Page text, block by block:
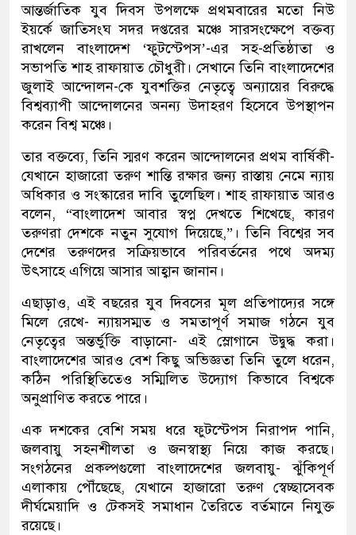
আন্তর্জাতিক যুব দিবস উপলক্ষে প্রথমবারের মতো নিউ
ইয়র্কে জাতিসংঘ সদর দপ্তরের মঞ্চে সারসংক্ষেপে বক্তব্য
রাখলেন বাংলাদেশ ‘ফুটস্টেপস’-এর সহ-প্রতিষ্ঠাতা ও
সভাপতি শাহ রাফায়াত চৌধুরী। সেখানে তিনি বাংলাদেশের
জুলাই আন্দোলন-কে যুবশক্তির নেতৃত্বে অন্যায়ের বিরুদ্ধে
বিশ্বব্যাপী আন্দোলনের অনন্য উদাহরণ হিসেবে উপস্থাপন
করেন বিশ্ব মঞ্চে।
তার বক্তব্যে, তিনি স্মরণ করেন আন্দোলনের প্রথম বার্ষিকী-
যেখানে হাজারো তরুণ শান্তি রক্ষার জন্য রাস্তায় নেমে ন্যায়
অধিকার ও সংস্কারের দাবি তুলেছিল। শাহ রাফায়াত আরও
বলেন, “বাংলাদেশ আবার স্বপ্ন দেখতে শিখেছে, কারণ
তরুণরা দেশকে নতুন সুযোগ দিয়েছে,”। তিনি বিশ্বের সব
দেশের তরুণদের সক্রিয়ভাবে পরিবর্তনের পথে অদম্য
উৎসাহে এগিয়ে আসার আহ্বান জানান।
এছাড়াও, এই বছরের যুব দিবসের মূল প্রতিপাদ্যের সঙ্গে
মিলে রেখে- ন্যায়সম্মত ও সমতাপূর্ণ সমাজ গঠনে যুব
নেতৃত্বের অন্তর্ভুক্তি বাড়ানো- এই স্লোগানে উদ্বুদ্ধ করা।
বাংলাদেশের আরও বেশ কিছু অভিজ্ঞতা তিনি তুলে ধরেন,
কঠিন পরিস্থিতিতেও সম্মিলিত উদ্যোগ কিভাবে বিশ্বকে
অনুপ্রাণিত করতে পারে।
এক দশকের বেশি সময় ধরে ফুটস্টেপস নিরাপদ পানি,
জলবায়ু সহনশীলতা ও জনস্বাস্থ্য নিয়ে কাজ করছে।
সংগঠনের প্রকল্পগুলো বাংলাদেশের জলবায়ু- ঝুঁকিপূর্ণ
এলাকায় পৌঁছেছে, যেখানে হাজারো তরুণ স্বেচ্ছাসেবক
দীর্ঘমেয়াদি ও টেকসই সমাধান তৈরিতে বর্তমানে নিযুক্ত
রয়েছে।